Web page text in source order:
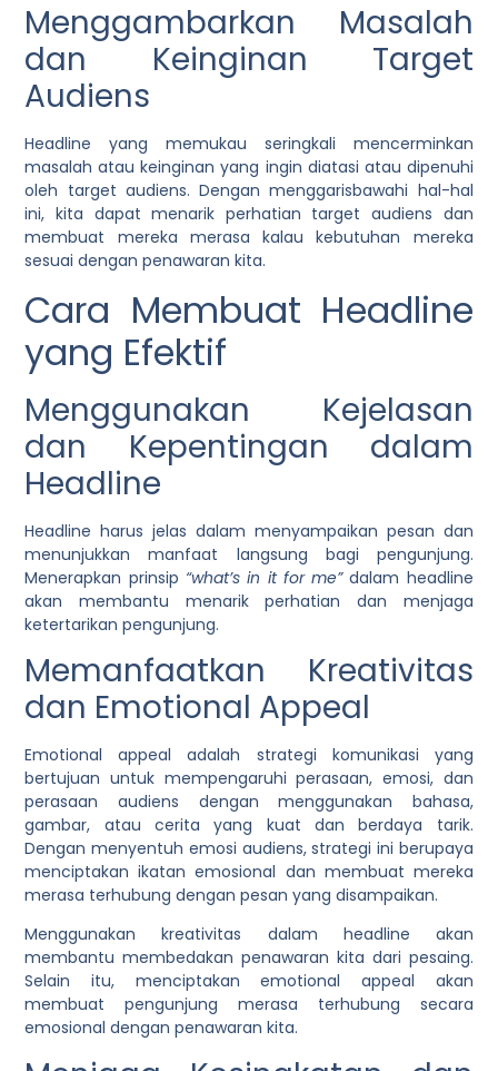
Menggambarkan Masalah
dan Keinginan Target
Audiens
Headline yang memukau seringkali mencerminkan
masalah atau keinginan yang ingin diatasi atau dipenuhi
oleh target audiens. Dengan menggarisbawahi hal-hal
ini, kita dapat menarik perhatian target audiens dan
membuat mereka merasa kalau kebutuhan mereka
sesuai dengan penawaran kita.
Cara Membuat Headline
yang Efektif
Menggunakan Kejelasan
dan Kepentingan dalam
Headline
Headline harus jelas dalam menyampaikan pesan dan
menunjukkan manfaat langsung bagi pengunjung.
Menerapkan prinsip “what’s in it for me”dalam headline
akan membantu menarik perhatian dan menjaga
ketertarikan pengunjung.
Memanfaatkan Kreativitas
dan Emotional Appeal
Emotional appeal adalah strategi komunikasi yang
bertujuan untuk mempengaruhi perasaan, emosi, dan
perasaan audiens dengan menggunakan bahasa,
gambar, atau cerita yang kuat dan berdaya tarik.
Dengan menyentuh emosi audiens, strategi ini berupaya
menciptakan ikatan emosional dan membuat mereka
merasa terhubung dengan pesan yang disampaikan.
Menggunakan kreativitas dalam headline akan
membantu membedakan penawaran kita dari pesaing.
Selain itu, menciptakan emotional appeal akan
membuat pengunjung merasa terhubung secara
emosional dengan penawaran kita.